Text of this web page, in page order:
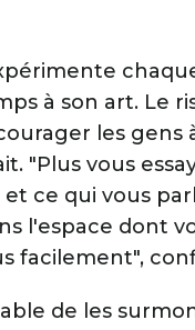
à son art. Le
les
"Plus vous
ce qui vous
l'espace dont
facilement",
de les